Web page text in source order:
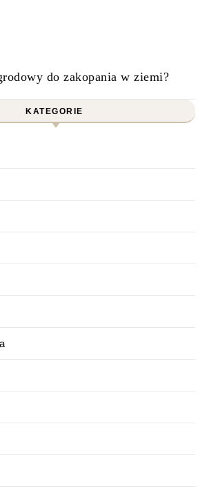
do zakopania w ziemi?
KATEGORIE